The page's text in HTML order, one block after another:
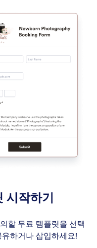
작하기
할 무료 템플릿을 선택
하거나 삽입하세요!